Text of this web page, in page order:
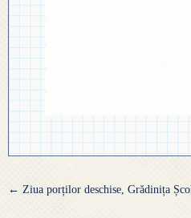
Navigare
← Ziua porților deschise, Grădinița